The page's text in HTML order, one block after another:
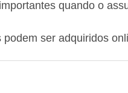
quando o
podem ser adquiridos